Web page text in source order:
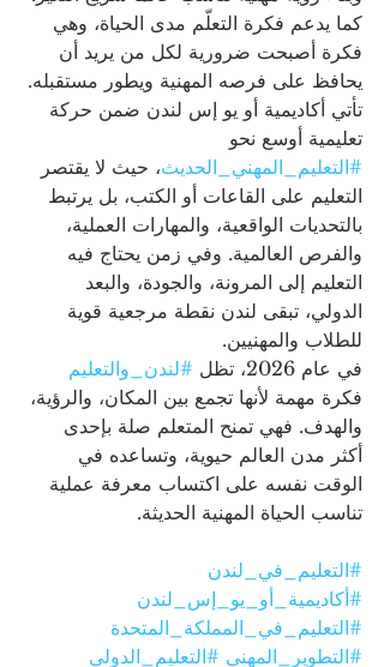
كما يدعم فكرة التعلّم مدى الحياة، وهي
فكرة أصبحت ضرورية لكل من يريد أن
يحافظ على فرصه المهنية ويطور مستقبله.
تأتي أكاديمية أو يو إس لندن ضمن حركة
تعليمية أوسع نحو
#التعليم_المهني_الحديث، حيث لا يقتصر
التعليم على القاعات أو الكتب، بل يرتبط
بالتحديات الواقعية، والمهارات العملية،
والفرص العالمية. وفي زمن يحتاج فيه
التعليم إلى المرونة، والجودة، والبعد
الدولي، تبقى لندن نقطة مرجعية قوية
للطلاب والمهنيين.
في عام 2026، تظل
#لندن_والتعليم
فكرة مهمة لأنها تجمع بين المكان، والرؤية،
والهدف. فهي تمنح المتعلم صلة بإحدى
أكثر مدن العالم حيوية، وتساعده في
الوقت نفسه على اكتساب معرفة عملية
تناسب الحياة المهنية الحديثة.
#التعليم_في_لندن
#أكاديمية_أو_يو_إس_لندن
#التعليم_في_المملكة_المتحدة
#التطوير_المهني #التعليم_الدولي